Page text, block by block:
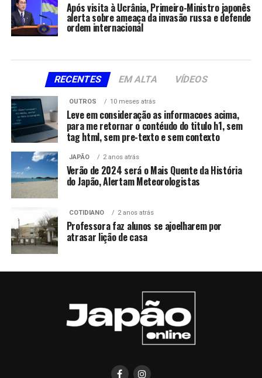
Após visita à Ucrânia, Primeiro-Ministro japonês
alerta sobre ameaça da invasão russa e defende
ordem internacional
RECENTES EM ALTA VÍDEOS
OUTROS 10 meses atrás
Leve em consideração as informacoes acima,
para me retornar o contéudo do titulo h1, sem
tag html, sem pre-texto e sem contexto
JAPÃO 2 anos atrás
Verão de 2024 será o Mais Quente da História
do Japão, Alertam Meteorologistas
COTIDIANO 2 anos atrás
Professora faz alunos se ajoelharem por
atrasar lição de casa